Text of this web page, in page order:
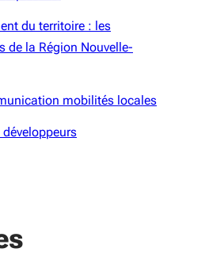
du territoire : les
de la Région Nouvelle-
mobilités locales